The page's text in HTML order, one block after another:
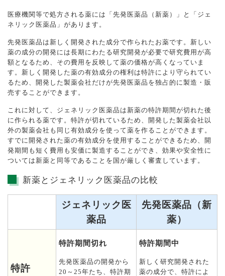
医療機関等で処方される薬には「先発医薬品（新薬）」と「ジェ
ネリック医薬品」があります。
先発医薬品は新しく開発された成分で作られたお薬です。新しい
薬の成分の開発には長期にわたる研究開発が必要で研究費用が高
額となるため、その費用を反映して薬の価格が高くなっていま
す。新しく開発した薬の有効成分の権利は特許により守られてい
るため、開発した製薬会社だけが先発医薬品を独占的に製造・販
売することができます。
これに対して、ジェネリック医薬品は新薬の特許期間が切れた後
に作られる薬です。特許が切れているため、開発した製薬会社以
外の製薬会社も同じ有効成分を使って薬を作ることができます。
すでに開発された薬の有効成分を使用することができるため、開
発期間も短く費用も安価に製造することができ、効果や安全性に
ついては新薬と同等であることを国が厳しく審査しています。
新薬とジェネリック医薬品の比較
ジェネリック医
薬品
先発医薬品（新
薬）
特許
特許期間切れ
先発医薬品の開発から
20～25年たち、特許期
特許期間中
新しく研究開発された
薬の成分で、特許によ